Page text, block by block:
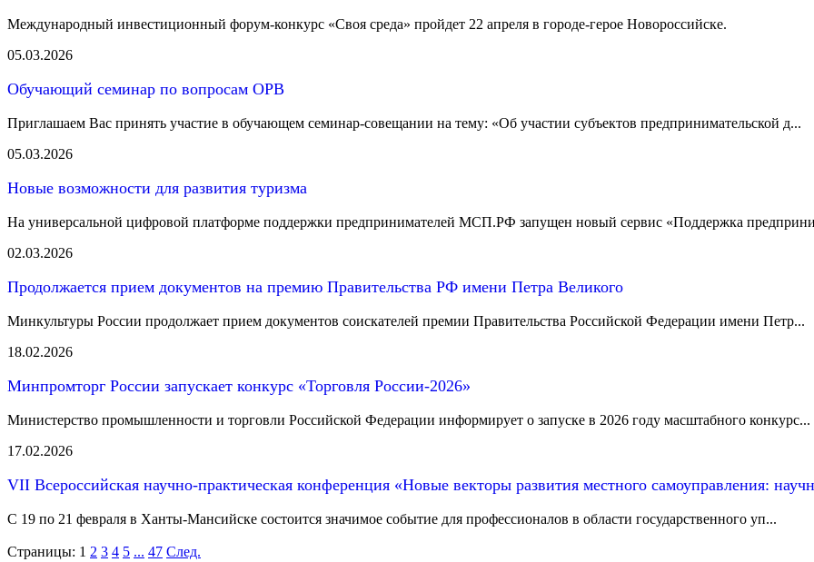
Международный инвестиционный форум-конкурс «Своя среда» пройдет 22 апреля в городе-герое Новороссийске.
05.03.2026
Обучающий семинар по вопросам ОРВ
Приглашаем Вас принять участие в обучающем семинар-совещании на тему: «Об участии субъектов предпринимательской д...
05.03.2026
Новые возможности для развития туризма
На универсальной цифровой платформе поддержки предпринимателей МСП.РФ запущен новый сервис «Поддержка
02.03.2026
Продолжается прием документов на премию Правительства РФ имени Петра Великого
Минкультуры России продолжает прием документов соискателей премии Правительства Российской Федерации имени Петр...
18.02.2026
Минпромторг России запускает конкурс «Торговля России-2026»
Министерство промышленности и торговли Российской Федерации информирует о запуске в 2026 году масштабного конкурс...
17.02.2026
VII Всероссийская научно-практическая конференция «Новые векторы развития местного самоуправления:
С 19 по 21 февраля в Ханты-Мансийске состоится значимое событие для профессионалов в области государственного уп...
Страницы: 1 2 3 4 5 ... 47 След.